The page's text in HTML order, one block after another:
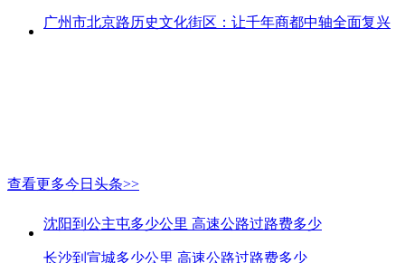
广州市北京路历史文化街区：让千年商都中轴全面复兴
查看更多今日头条>>
沈阳到公主屯多少公里 高速公路过路费多少
长沙到宣城多少公里 高速公路过路费多少